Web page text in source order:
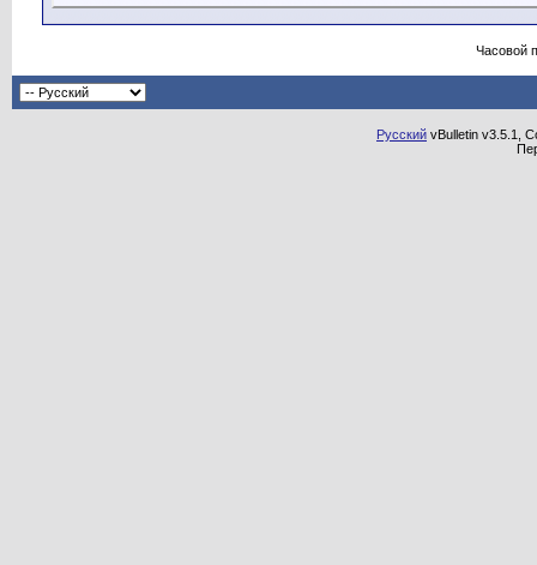
Часовой
Русский vBulletin v3.5.1,